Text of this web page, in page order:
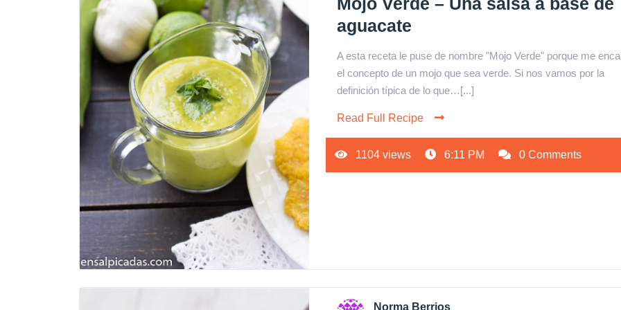
aguacate
A esta receta le puse de nombre "Mojo Verde" porque me
el concepto de un mojo que sea verde. Si nos vamos por la
definición típica de lo que…[...]
Read Full Recipe
1104 views 6:11 PM 0 Comments
Norma Berrios